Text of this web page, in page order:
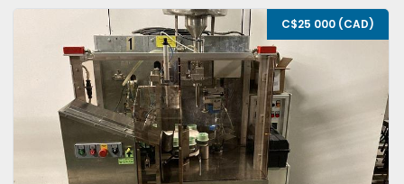
C$25 000 (CAD)